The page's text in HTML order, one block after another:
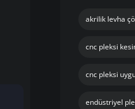
akrilik levha
cnc pleksi
cnc pleksi
endüstriyel